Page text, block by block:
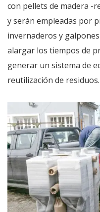
con pellets de madera -
y serán empleadas por
invernaderos y
alargar los tiempos de
generar un sistema de
reutilización de residuos.